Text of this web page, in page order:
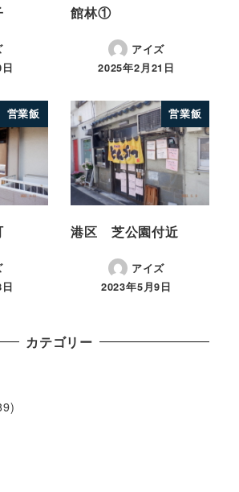
館林①
アイズ
2025年2月21日
営業飯 営業飯
港区 芝公園付近
アイズ
2023年5月9日
カテゴリー